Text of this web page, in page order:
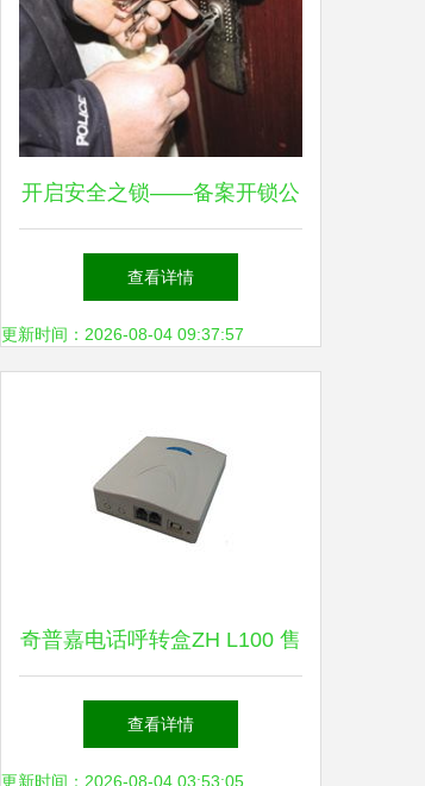
开启安全之锁——备案开锁公
司资质要求与锁具服务指南
查看详情
更新时间：2026-08-04 09:37:57
奇普嘉电话呼转盒ZH L100 售
后服务、维修与询价全指南
查看详情
更新时间：2026-08-04 03:53:05